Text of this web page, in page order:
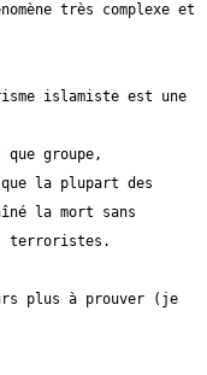
très complexe et
islamiste est une
groupe,
la plupart des
la mort sans
plus à prouver (je